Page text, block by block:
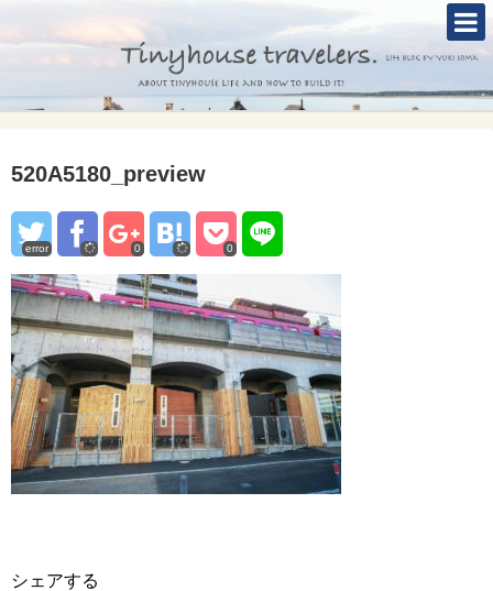
520A5180_preview
error 0 0
シェアする
ABOUT
セルフビルド
BLOG
CONTACT
Mole &Otter`s Tinyhouse Hotel